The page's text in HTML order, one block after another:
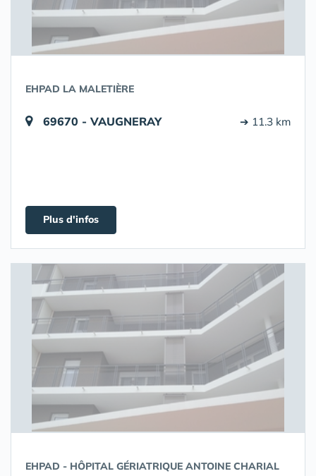
EHPAD LA MALETIÈRE
69670 - VAUGNERAY ➔ 11.3 km
Plus d'infos
EHPAD - HÔPITAL GÉRIATRIQUE ANTOINE CHARIAL